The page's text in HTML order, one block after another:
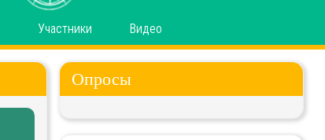
Участники Видео
Опросы